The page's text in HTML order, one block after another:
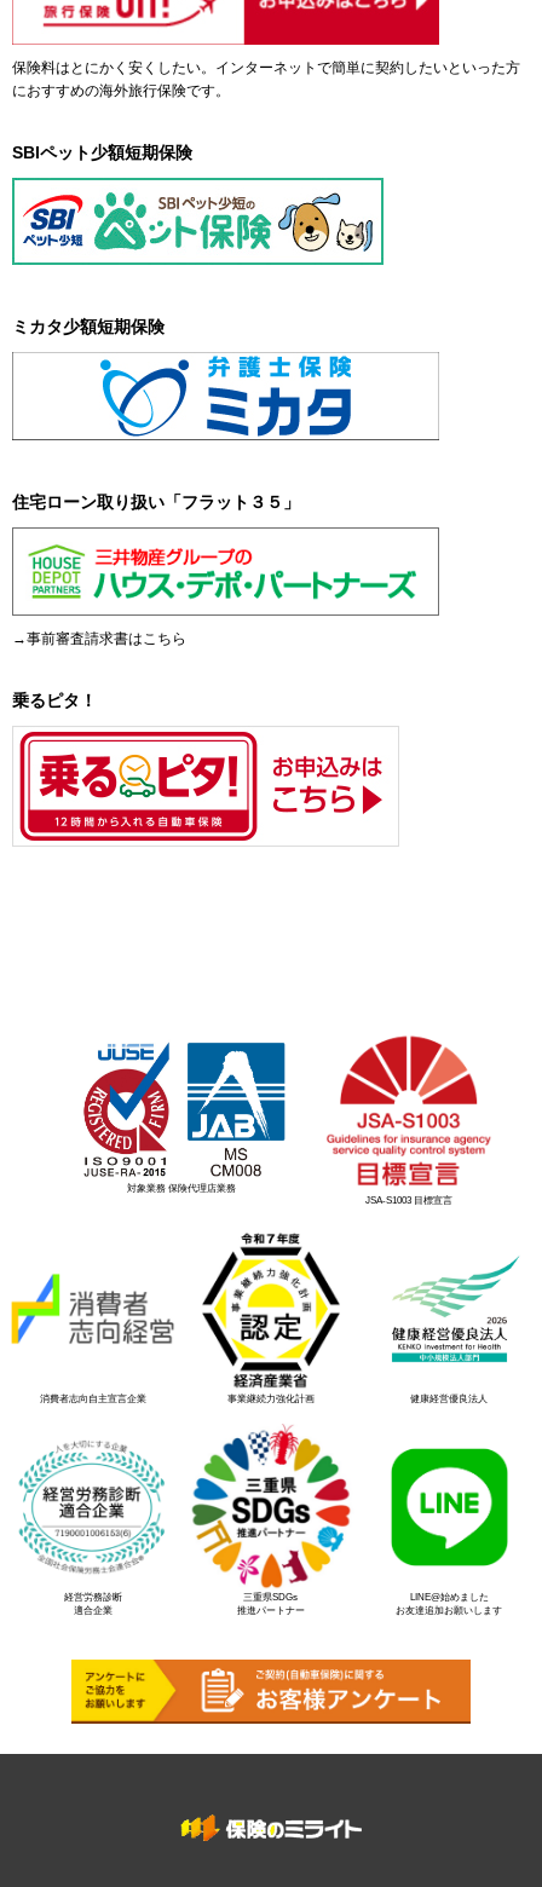
保険料はとにかく安くしたい。インターネットで簡単に契約したいといった方
におすすめの海外旅行保険です。
SBIペット少額短期保険
ミカタ少額短期保険
住宅ローン取り扱い「フラット３５」
→事前審査請求書はこちら
乗るピタ！
対象業務 保険代理店業務
JSA-S1003 目標宣言
消費者志向自主宣言企業 事業継続力強化計画 健康経営優良法人
経営労務診断
適合企業
三重県SDGs
推進パートナー
LINE@始めました
お友達追加お願いします